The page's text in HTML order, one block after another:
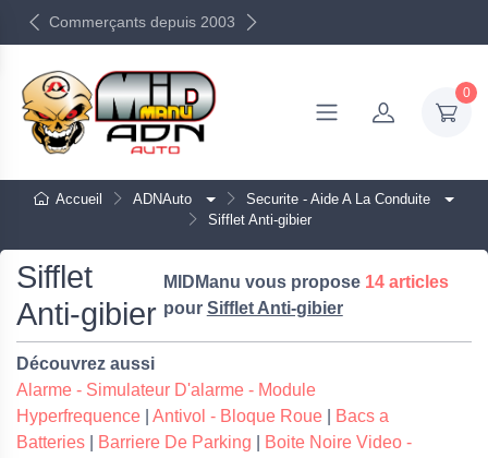
Commerçants depuis 2003
0
Accueil ADNAuto
Securite - Aide A La Conduite
Sifflet Anti-gibier
Sifflet
Anti-gibier
MIDManu vous propose 14 articles
pour Sifflet Anti-gibier
Découvrez aussi
Alarme - Simulateur D'alarme - Module
Hyperfrequence
Antivol - Bloque Roue
Bacs a
Batteries
Barriere De Parking
Boite Noire Video -